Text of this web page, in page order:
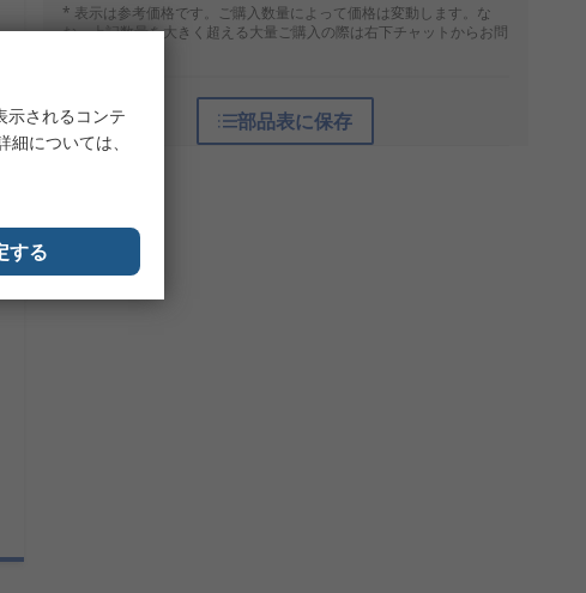
* 表示は参考価格です。ご購入数量によって価格は変動します。な
お、上記数量を大きく超える大量ご購入の際は右下チャットからお問
部品表に保存
示されるコンテ
については、
する